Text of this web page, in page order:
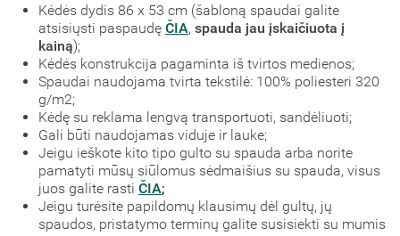
Kėdės dydis 86 x 53 cm (šabloną spaudai galite
atsisiųsti paspaudę ČIA, spauda jau įskaičiuota į
kainą);
Kėdės konstrukcija pagaminta iš tvirtos medienos;
Spaudai naudojama tvirta tekstilė: 100% poliesteri 320
g/m2;
Kėdę su reklama lengvą transportuoti, sandėliuoti;
Gali būti naudojamas viduje ir lauke;
Jeigu ieškote kito tipo gulto su spauda arba norite
pamatyti mūsų siūlomus sėdmaišius su spauda, visus
juos galite rasti ČIA;
Jeigu turėsite papildomų klausimų dėl gultų, jų
spaudos, pristatymo terminų galite susisiekti su mumis